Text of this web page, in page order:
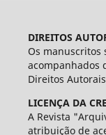
DIREITOS
Os manuscritos
acompanhados
Direitos
LICENÇA DA
A Revista
atribuição de